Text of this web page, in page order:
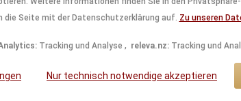
Batterieverordnung
Küng
zzgl.Versandkostenund ggf. Nachnahmegebühren,
die Seite mit der Datenschutzerklärung auf. Zu unseren
Tracking und Analyse , releva.nz: Tracking und
Nur technisch notwendige akzeptieren